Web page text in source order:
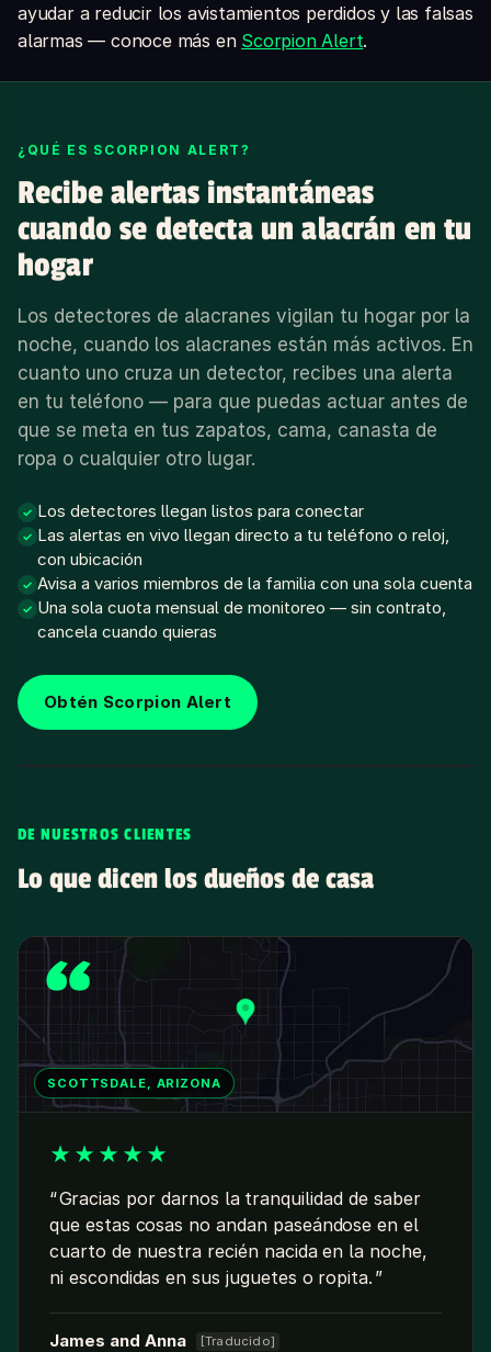
ayudar a reducir los avistamientos perdidos y las falsas
alarmas — conoce más en Scorpion Alert.
¿QUÉ ES SCORPION ALERT?
Recibe alertas instantáneas
cuando se detecta un alacrán en tu
hogar
Los detectores de alacranes vigilan tu hogar por la
noche, cuando los alacranes están más activos. En
cuanto uno cruza un detector, recibes una alerta
en tu teléfono — para que puedas actuar antes de
que se meta en tus zapatos, cama, canasta de
ropa o cualquier otro lugar.
✓ Los detectores llegan listos para conectar
✓ Las alertas en vivo llegan directo a tu teléfono o reloj,
con ubicación
✓ Avisa a varios miembros de la familia con una sola cuenta
✓ Una sola cuota mensual de monitoreo — sin contrato,
cancela cuando quieras
Obtén Scorpion Alert
DE NUESTROS CLIENTES
Lo que dicen los dueños de casa
SCOTTSDALE, ARIZONA
★ ★ ★ ★ ★
Gracias por darnos la tranquilidad de saber
que estas cosas no andan paseándose en el
cuarto de nuestra recién nacida en la noche,
ni escondidas en sus juguetes o ropita.
James and Anna [Traducido]